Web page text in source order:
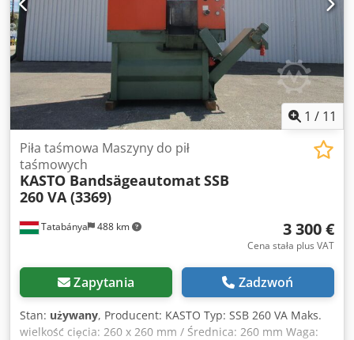
1 / 11
Tatabánya 488 km
Piła taśmowa Maszyny do pił
taśmowych
KASTO BandsägeautomatSSB
260 VA (3369)
3 300 €
Cena stała plus VAT
Zapytania Zadzwoń
Stan: używany, Producent: KASTO Typ: SSB 260 VA Maks.
wielkość cięcia: 260 x 260 mm / Średnica: 260 mm Waga: